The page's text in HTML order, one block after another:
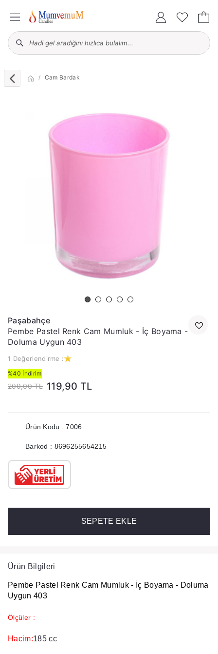
Cam Bardak
Paşabahçe
Pembe Pastel Renk Cam Mumluk - İç Boyama -
Doluma Uygun 403
1 Değerlendirme :
%40 İndirim
200,00 TL 119,90 TL
Ürün Kodu : 7006
Barkod : 8696255654215
SEPETE EKLE
Ürün Bilgileri
Pembe Pastel Renk Cam Mumluk - İç Boyama - Doluma
Uygun 403
Ölçüler :
Hacim:185 cc